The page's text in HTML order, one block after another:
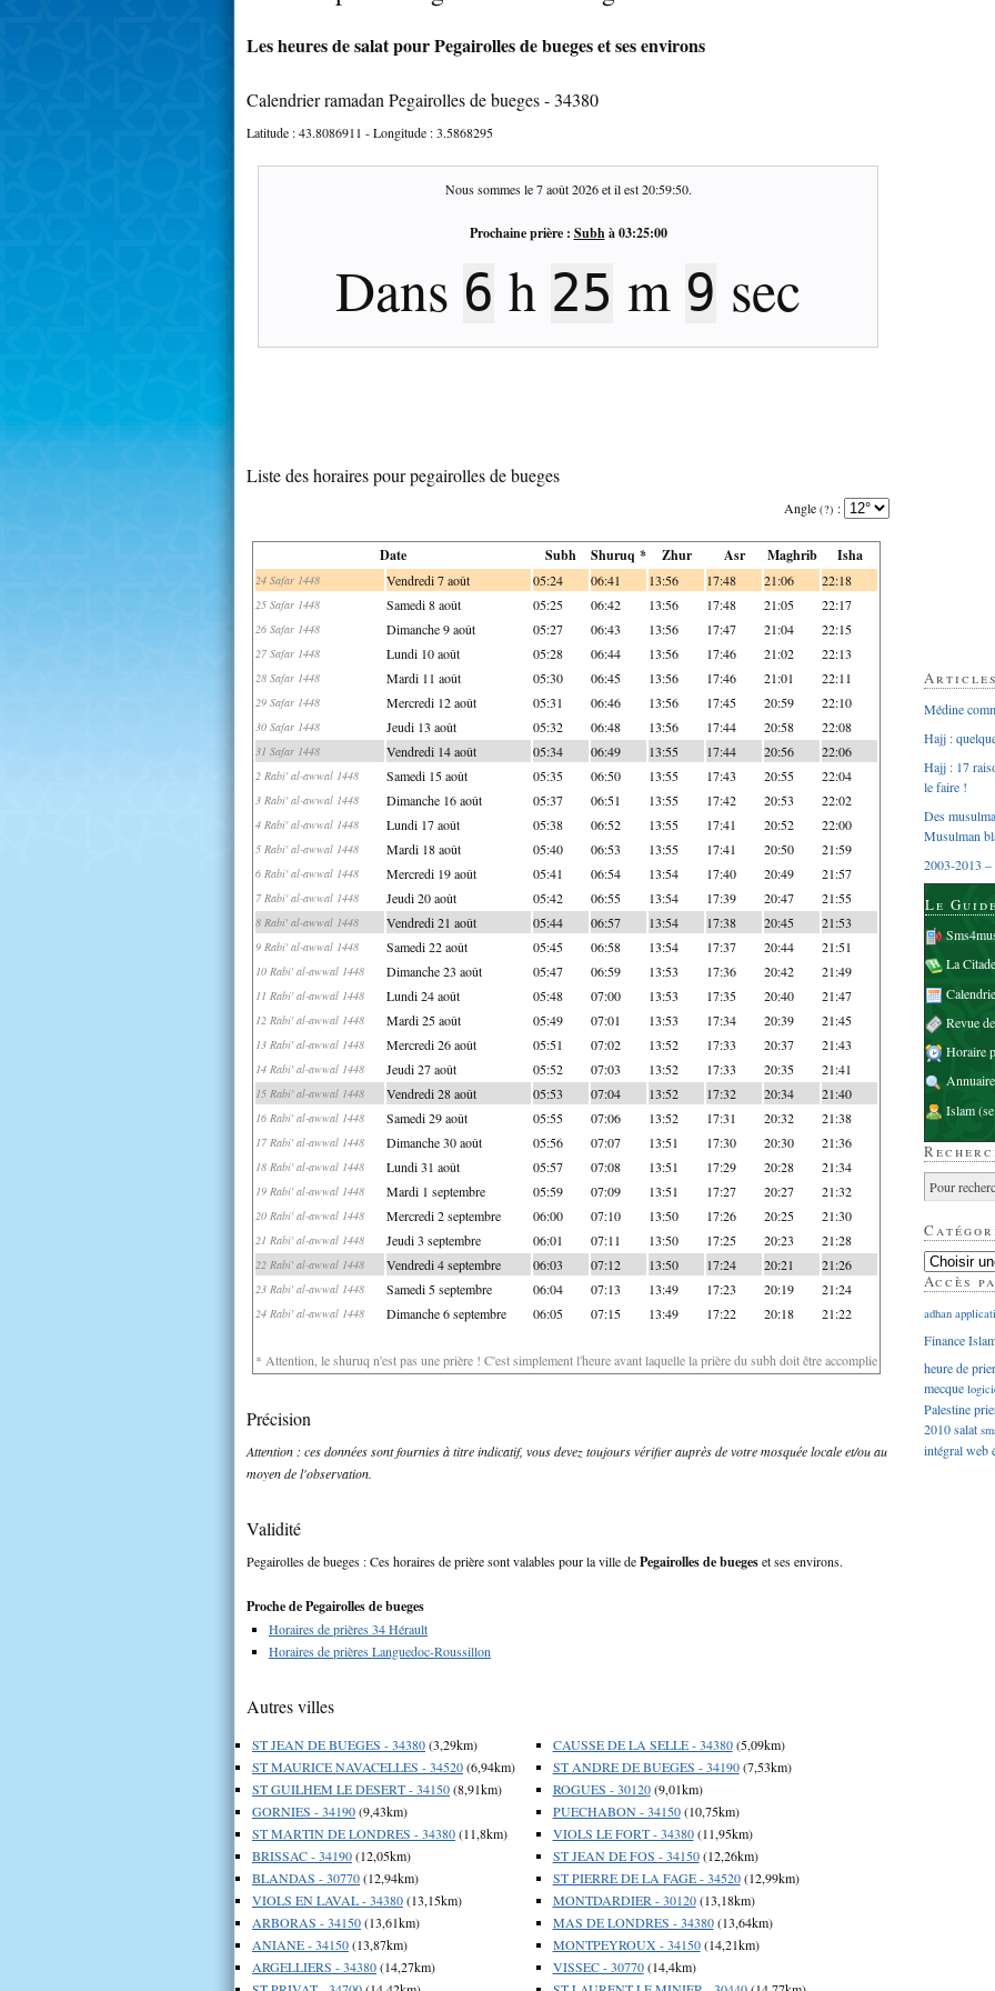
Les heures de salat pour Pegairolles de bueges et ses environs
Calendrier ramadan Pegairolles de bueges - 34380
Latitude :43.8086911 - Longitude :3.5868295
Nous sommes le7 août 2026et il est20:59:51.
Prochaine prière : Subhà03:25:00
Dans 6 h 25 m 8 sec
Liste des horaires pour pegairolles de bueges
Angle (?) :
Date Subh Shuruq * Zhur Asr Maghrib Isha
24 Safar 1448 Vendredi 7 août 05:24 06:41 13:56 17:48 21:06 22:18
25 Safar 1448 Samedi 8 août 05:25 06:42 13:56 17:48 21:05 22:17
26 Safar 1448 Dimanche 9 août 05:27 06:43 13:56 17:47 21:04 22:15
27 Safar 1448 Lundi 10 août 05:28 06:44 13:56 17:46 21:02 22:13
28 Safar 1448 Mardi 11 août 05:30 06:45 13:56 17:46 21:01 22:11
29 Safar 1448 Mercredi 12 août 05:31 06:46 13:56 17:45 20:59 22:10
30 Safar 1448 Jeudi 13 août 05:32 06:48 13:56 17:44 20:58 22:08
31 Safar 1448 Vendredi 14 août 05:34 06:49 13:55 17:44 20:56 22:06
2 Rabi' al-awwal 1448 Samedi 15 août 05:35 06:50 13:55 17:43 20:55 22:04
3 Rabi' al-awwal 1448 Dimanche 16 août 05:37 06:51 13:55 17:42 20:53 22:02
4 Rabi' al-awwal 1448 Lundi 17 août 05:38 06:52 13:55 17:41 20:52 22:00
5 Rabi' al-awwal 1448 Mardi 18 août 05:40 06:53 13:55 17:41 20:50 21:59
6 Rabi' al-awwal 1448 Mercredi 19 août 05:41 06:54 13:54 17:40 20:49 21:57
7 Rabi' al-awwal 1448 Jeudi 20 août 05:42 06:55 13:54 17:39 20:47 21:55
8 Rabi' al-awwal 1448 Vendredi 21 août 05:44 06:57 13:54 17:38 20:45 21:53
9 Rabi' al-awwal 1448 Samedi 22 août 05:45 06:58 13:54 17:37 20:44 21:51
10 Rabi' al-awwal 1448 Dimanche 23 août 05:47 06:59 13:53 17:36 20:42 21:49
11 Rabi' al-awwal 1448 Lundi 24 août 05:48 07:00 13:53 17:35 20:40 21:47
12 Rabi' al-awwal 1448 Mardi 25 août 05:49 07:01 13:53 17:34 20:39 21:45
13 Rabi' al-awwal 1448 Mercredi 26 août 05:51 07:02 13:52 17:33 20:37 21:43
14 Rabi' al-awwal 1448 Jeudi 27 août 05:52 07:03 13:52 17:33 20:35 21:41
15 Rabi' al-awwal 1448 Vendredi 28 août 05:53 07:04 13:52 17:32 20:34 21:40
16 Rabi' al-awwal 1448 Samedi 29 août 05:55 07:06 13:52 17:31 20:32 21:38
17 Rabi' al-awwal 1448 Dimanche 30 août 05:56 07:07 13:51 17:30 20:30 21:36
18 Rabi' al-awwal 1448 Lundi 31 août 05:57 07:08 13:51 17:29 20:28 21:34
19 Rabi' al-awwal 1448 Mardi 1 septembre 05:59 07:09 13:51 17:27 20:27 21:32
20 Rabi' al-awwal 1448 Mercredi 2 septembre 06:00 07:10 13:50 17:26 20:25 21:30
21 Rabi' al-awwal 1448 Jeudi 3 septembre 06:01 07:11 13:50 17:25 20:23 21:28
22 Rabi' al-awwal 1448 Vendredi 4 septembre 06:03 07:12 13:50 17:24 20:21 21:26
23 Rabi' al-awwal 1448 Samedi 5 septembre 06:04 07:13 13:49 17:23 20:19 21:24
24 Rabi' al-awwal 1448 Dimanche 6 septembre 06:05 07:15 13:49 17:22 20:18 21:22
* Attention, le shuruq n'est pas une prière ! C'est simplement l'heure avant laquelle la prière du subh doit être accomplie
Précision
Attention : ces données sont fournies à titre indicatif, vous devez toujours vérifier auprès de votre mosquée locale et/ou au
moyen de l'observation.
Validité
Pegairolles de bueges : Ces horaires de prière sont valables pour la ville dePegairolles de buegeset ses environs.
Proche de Pegairolles de bueges
Horaires de prières 34 Hérault
Horaires de prières Languedoc-Roussillon
Autres villes
ST JEAN DE BUEGES - 34380(3,29km)
ST MAURICE NAVACELLES - 34520(6,94km)
ST GUILHEM LE DESERT - 34150(8,91km)
GORNIES - 34190(9,43km)
ST MARTIN DE LONDRES - 34380(11,8km)
BRISSAC - 34190(12,05km)
BLANDAS - 30770(12,94km)
VIOLS EN LAVAL - 34380(13,15km)
ARBORAS - 34150(13,61km)
ANIANE - 34150(13,87km)
ARGELLIERS - 34380(14,27km)
CAUSSE DE LA SELLE - 34380(5,09km)
ST ANDRE DE BUEGES - 34190(7,53km)
ROGUES - 30120(9,01km)
PUECHABON - 34150(10,75km)
VIOLS LE FORT - 34380(11,95km)
ST JEAN DE FOS - 34150(12,26km)
ST PIERRE DE LA FAGE - 34520(12,99km)
MONTDARDIER - 30120(13,18km)
MAS DE LONDRES - 34380(13,64km)
MONTPEYROUX - 34150(14,21km)
VISSEC - 30770(14,4km)
Médine
Hajj :
Hajj : 17
le faire !
Des
Musulman
2003-2013 –
Le
La
Revue
Horaire
Islam
Accès
adhan
Finance
heure de
mecque
Palestine
2010salat
intégralweb